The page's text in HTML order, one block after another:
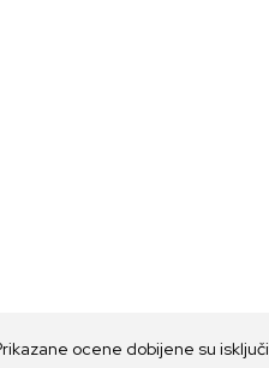
ocene dobijene su